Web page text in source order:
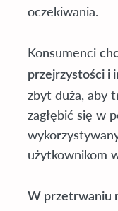
oczekiwania.
Konsumenci
przejrzystości i
zbyt duża, aby
zagłębić się w
użytkownikom
W przetrwaniu